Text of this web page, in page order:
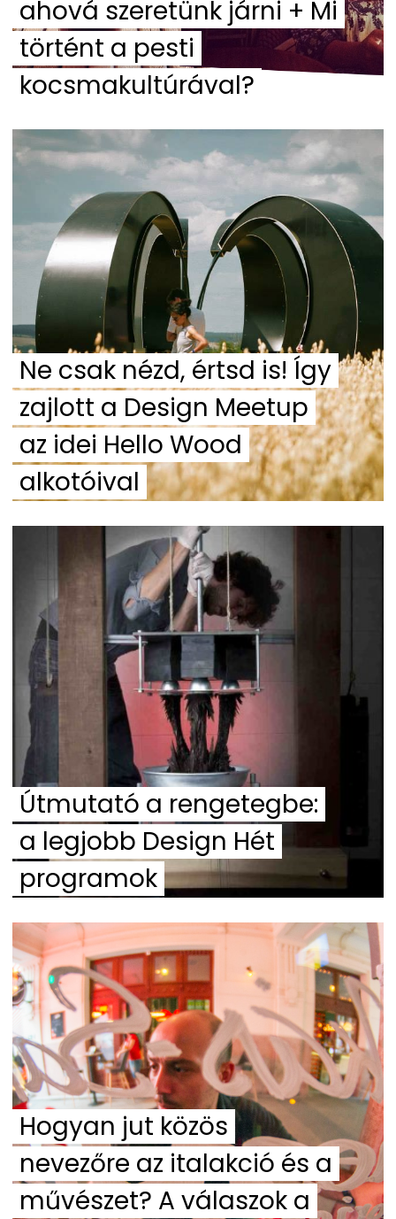
ahová szeretünk járni + Mi
történt a pesti
kocsmakultúrával?
Ne csak nézd, értsd is! Így
zajlott a Design Meetup
az idei Hello Wood
alkotóival
Útmutató a rengetegbe:
a legjobb Design Hét
programok
Hogyan jut közös
nevezőre az italakció és a
művészet? A válaszok a